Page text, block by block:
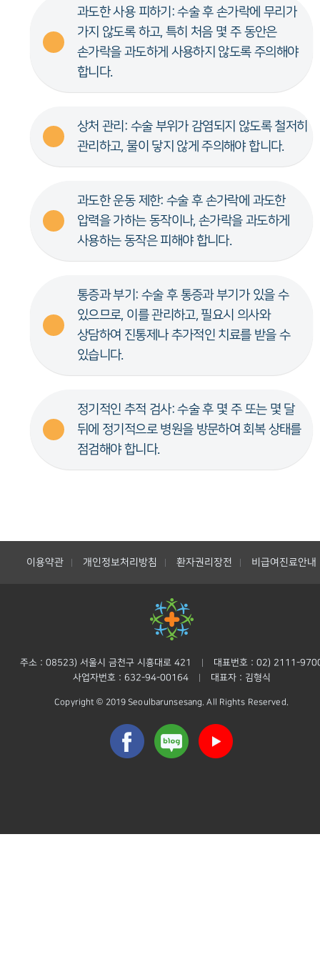
과도한 사용 피하기: 수술 후 손가락에 무리가
가지 않도록 하고, 특히 처음 몇 주 동안은
손가락을 과도하게 사용하지 않도록 주의해야
합니다.
상처 관리: 수술 부위가 감염되지 않도록 철저히
관리하고, 물이 닿지 않게 주의해야 합니다.
과도한 운동 제한: 수술 후 손가락에 과도한
압력을 가하는 동작이나, 손가락을 과도하게
사용하는 동작은 피해야 합니다.
통증과 부기: 수술 후 통증과 부기가 있을 수
있으므로, 이를 관리하고, 필요시 의사와
상담하여 진통제나 추가적인 치료를 받을 수
있습니다.
정기적인 추적 검사: 수술 후 몇 주 또는 몇 달
뒤에 정기적으로 병원을 방문하여 회복 상태를
점검해야 합니다.
이용약관 개인정보처리방침 환자권리장전 비급여진료안내
주소 : 08523) 서울시 금천구 시흥대로 421
대표번호 : 02) 2111-
사업자번호 : 632-94-00164
대표자 : 김형식
Copyright © 2019 Seoulbarunsesang. All Rights Reserved.